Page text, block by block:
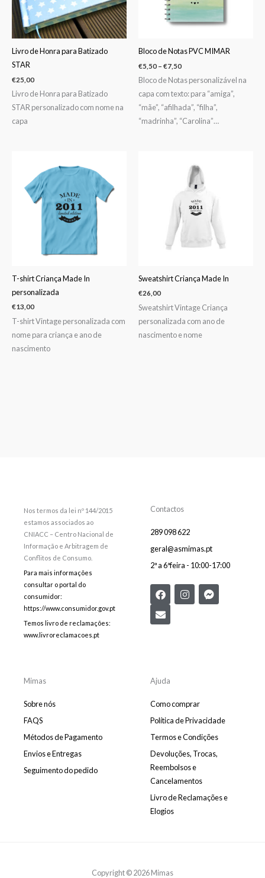
Livro de Honra para Batizado
STAR
€25,00
Livro de Honra para Batizado
STAR personalizado com nome na
capa
Bloco de Notas PVC MIMAR
€5,50 – €7,50
Bloco de Notas personalizável na
capa com texto: para “amiga”,
“mãe”, “afilhada”, “filha”,
“madrinha”, “Carolina”…
T-shirt Criança Made In
personalizada
€13,00
T-shirt Vintage personalizada com
nome para criança e ano de
nascimento
Sweatshirt Criança Made In
€26,00
Sweatshirt Vintage Criança
personalizada com ano de
nascimento e nome
Nos termos da lei nº 144/2015
estamos associados ao
CNIACC – Centro Nacional de
Informação e Arbitragem de
Conflitos de Consumo.
Para mais informações
consultar o portal do
consumidor:
https://www.consumidor.gov.pt
Temos livro de reclamações:
www.livroreclamacoes.pt
Contactos
289 098 622
geral@asmimas.pt
2ª a 6ªfeira - 10:00-17:00
F
a
c
e
I
n
F
a
e
g
e
r
E
n
v
e
Mimas
Sobre nós
FAQS
Métodos de Pagamento
Envios e Entregas
Seguimento do pedido
Ajuda
Como comprar
Política de Privacidade
Termos e Condições
Devoluções, Trocas,
Reembolsos e
Cancelamentos
Livro de Reclamações e
Elogios
Copyright © 2026 Mimas